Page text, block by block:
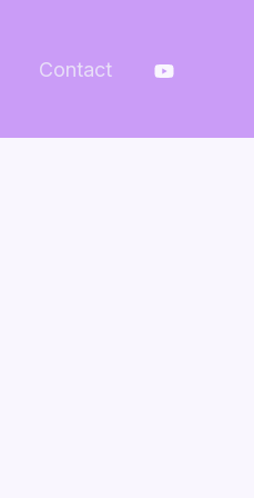
Contact